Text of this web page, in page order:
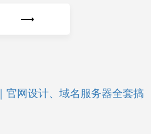
官网设计、域名服务器全套搞